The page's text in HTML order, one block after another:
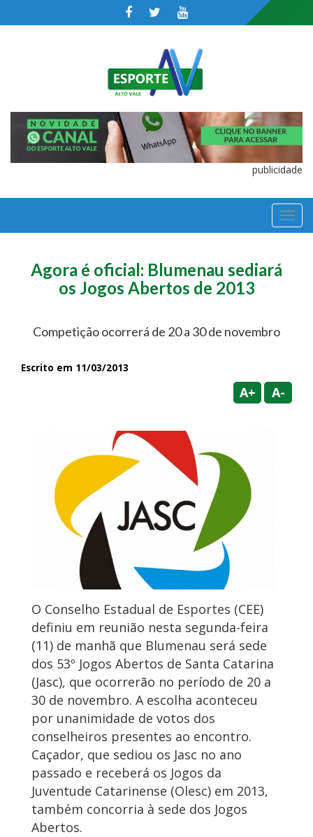
publicidade
Agora é oficial: Blumenau sediará
os Jogos Abertos de 2013
Competição ocorrerá de 20 a 30 de novembro
Escrito em 11/03/2013
A+ A-
O Conselho Estadual de Esportes (CEE)
definiu em reunião nesta segunda-feira
(11) de manhã que Blumenau será sede
dos 53º Jogos Abertos de Santa Catarina
(Jasc), que ocorrerão no período de 20 a
30 de novembro. A escolha aconteceu
por unanimidade de votos dos
conselheiros presentes ao encontro.
Caçador, que sediou os Jasc no ano
passado e receberá os Jogos da
Juventude Catarinense (Olesc) em 2013,
também concorria à sede dos Jogos
Abertos.